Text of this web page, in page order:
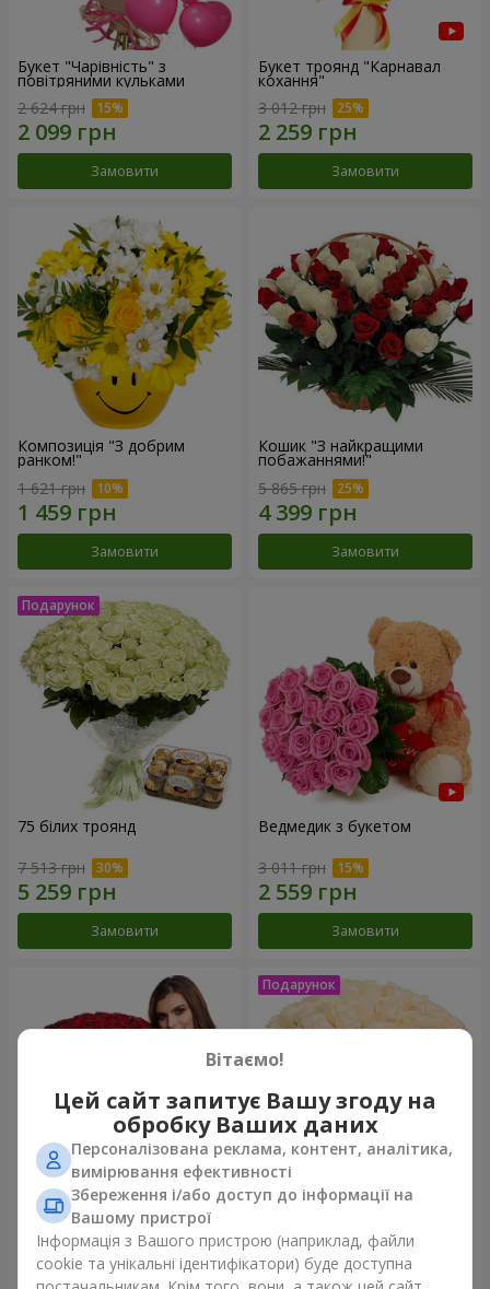
Букет "Чарівність" з
повітряними кульками
2 624 грн
Замовити
Букет троянд "Карнавал
кохання"
3 012 грн
Замовити
Композиція "З добрим
ранком!"
1 621 грн
Замовити
Кошик "З найкращими
побажаннями!"
5 865 грн
Замовити
75 білих троянд
7 513 грн
Замовити
Ведмедик з букетом
3 011 грн
Замовити
151 червона троянда
15 744 грн
Букет "Очей чарівність"
4 199 грн
Вітаємо!
Цей сайт запитує Вашу згоду на
обробку Ваших даних
Персоналізована реклама, контент, аналітика,
вимірювання ефективності
Збереження і/або доступ до інформації на
Вашому пристрої
Інформація з Вашого пристрою (наприклад, файли
cookie та унікальні ідентифікатори) буде доступна